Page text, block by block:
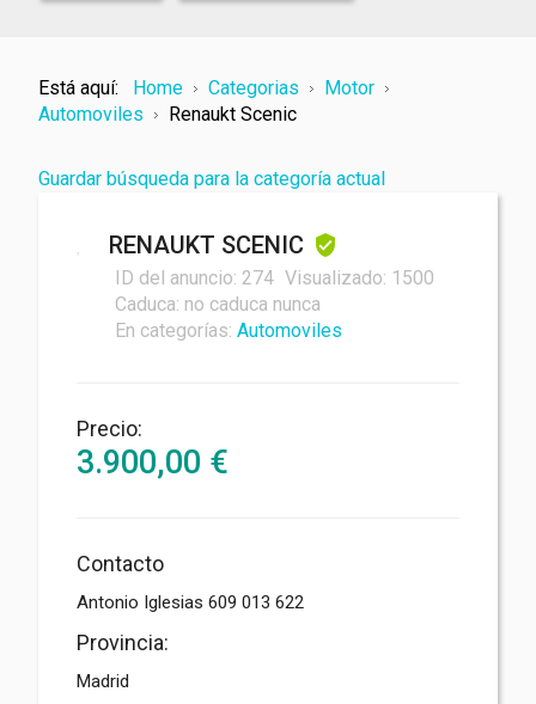
Está aquí: Home Categorias
Motor
Automoviles
Renaukt Scenic
Guardar búsqueda para la categoría actual
RENAUKT SCENIC
ID del anuncio: 274 Visualizado: 1500
Caduca: no caduca nunca
En categorías: Automoviles
Precio:
3.900,00 €
Contacto
Antonio Iglesias 609 013 622
Provincia:
Madrid
Tu nombre
Mensaje
Archivo adjunto